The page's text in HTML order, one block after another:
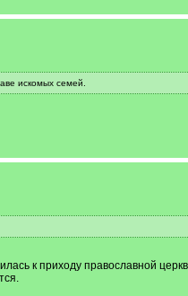
искомых семей.
к приходу православной